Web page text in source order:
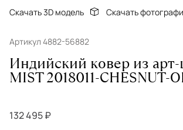
Скачать 3D модель Скачать
Артикул 4882-56882
Индийский ковер из
MIST 2018011-CHESNUT-
132 495 ₽